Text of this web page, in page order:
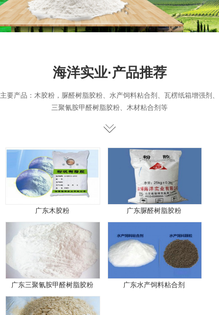
海洋实业·产品推荐
主要产品：木胶粉，脲醛树脂胶粉、水产饲料粘合剂、瓦楞纸箱增强剂、
三聚氰胺甲醛树脂胶粉、木材粘合剂等
广东木胶粉 广东脲醛树脂胶粉
广东三聚氰胺甲醛树脂胶粉 广东水产饲料粘合剂